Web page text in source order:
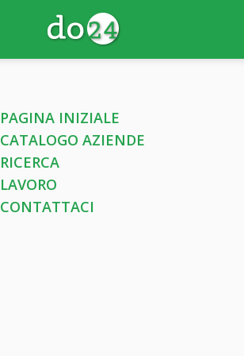
PAGINA INIZIALE
CATALOGO AZIENDE
RICERCA
LAVORO
CONTATTACI